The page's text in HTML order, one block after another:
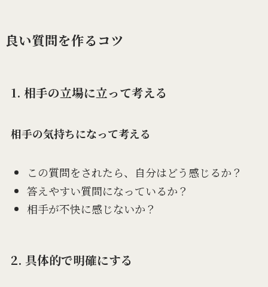
良い質問を作るコツ
1. 相手の立場に立って考える
相手の気持ちになって考える
この質問をされたら、自分はどう感じるか？
答えやすい質問になっているか？
相手が不快に感じないか？
2. 具体的で明確にする